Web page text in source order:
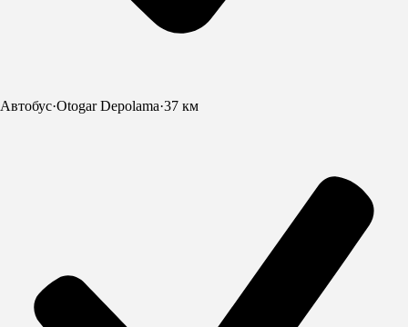
Автобус·Otogar Depolama·37 км